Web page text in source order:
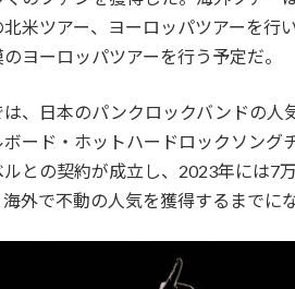
北米ツアー、ヨーロッパツアーを行
ヨーロッパツアーを行う予定だ。
、日本のパンクロックバンドの人
ード・ホットハードロックソング
との契約が成立し、2023年には7
海外で不動の人気を獲得するまでに